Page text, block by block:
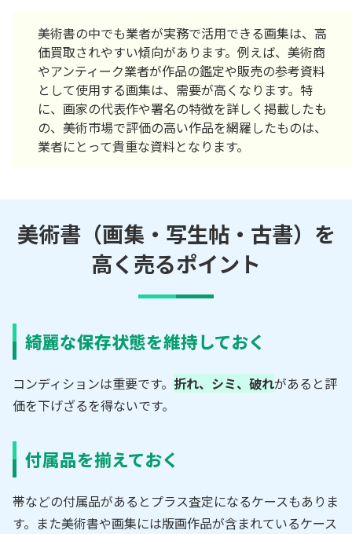
美術書の中でも業者が実務で活用できる画集は、高
価買取されやすい傾向があります。例えば、美術商
やアンティーク業者が作品の鑑定や販売の参考資料
として使用する画集は、需要が高くなります。特
に、画家の代表作や署名の特徴を詳しく掲載したも
の、美術市場で評価の高い作品を網羅したものは、
業者にとって貴重な資料となります。
美術書（画集・写生帖・古書）を
高く売るポイント
綺麗な保存状態を維持しておく
コンディションは重要です。 折れ、シミ、破れがあると評
価を下げざるを得ないです。
付属品を揃えておく
帯などの付属品があるとプラス査定になるケースもありま
す。また美術書や画集には版画作品が含まれているケース